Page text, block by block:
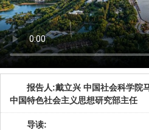
报告人:戴立兴 中国社会科学院
中国特色社会主义思想研究部主任
导读: